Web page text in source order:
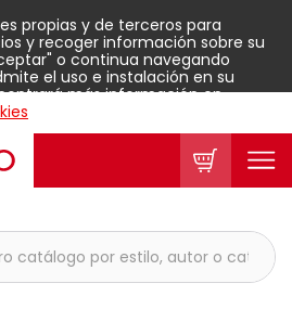
propias y de terceros para
y recoger información sobre su
o continua navegando
el uso e instalación en su
más información en